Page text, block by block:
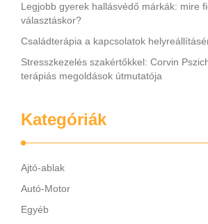
Legjobb gyerek hallásvédő márkák: mire
választáskor?
Családterápia a kapcsolatok
Stresszkezelés szakértőkkel: Corvin
terápiás megoldások útmutatója
Kategóriák
Ajtó-ablak
Autó-Motor
Egyéb